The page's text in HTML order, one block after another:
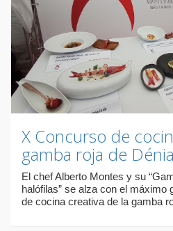
X Concurso de
gamba roja de Dénia
El chef Alberto Montes y su
halófilas” se alza con el máximo
de cocina creativa de la gamba